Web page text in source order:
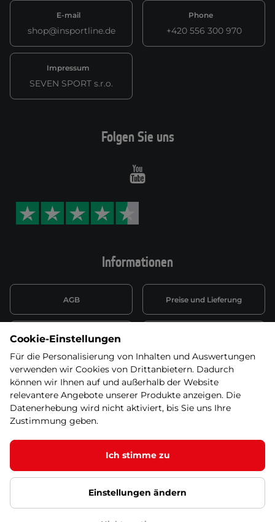
Dieses Produkt ist nicht mehr in unserem
Angebot. Wählen Sie bitte eine der Alternativen
E-mail
shop@insportline.de
Phone
+420 556 300 970
Impressum
SEVEN SPORT s.r.o.
Informationen
AGB Preise und Lieferung
Datenschutzerklärung
Wiederufsbelehrung mit Link
zum Formular
Batterieentsorgung
Informationen zu Elektro-
und Elektonikgeräten
Widerruf erklären
Folgen Sie uns
Youtube
© 2026 SEVEN SPORT s.r.o Alle Rechte vorbehalten1
Datenschutzgrundsätze Google Datenschutz Google
Partnerseiten Cookie-Einstellungen
Cookie-Einstellungen
Für die Personalisierung von Inhalten und Auswertungen
verwenden wir Cookies von Drittanbietern. Dadurch
können wir Ihnen auf und außerhalb der Website
relevantere Angebote unserer Produkte anzeigen. Die
Datenerhebung wird nicht aktiviert, bis Sie uns Ihre
Zustimmung geben.
Ich stimme zu
Einstellungen ändern